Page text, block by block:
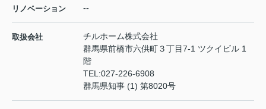
リノベーション --
取扱会社
チルホーム株式会社
群馬県前橋市六供町３丁目7-1 ツクイビル 1
階
TEL:027-226-6908
群馬県知事 (1) 第8020号